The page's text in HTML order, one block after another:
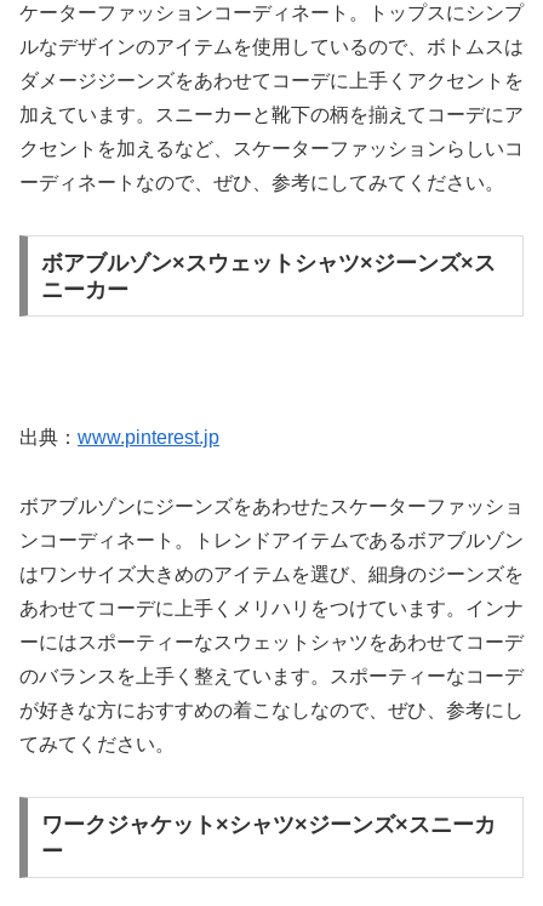
ケーターファッションコーディネート。トップスにシンプ
ルなデザインのアイテムを使用しているので、ボトムスは
ダメージジーンズをあわせてコーデに上手くアクセントを
加えています。スニーカーと靴下の柄を揃えてコーデにア
クセントを加えるなど、スケーターファッションらしいコ
ーディネートなので、ぜひ、参考にしてみてください。
ボアブルゾン×スウェットシャツ×ジーンズ×ス
ニーカー
出典： www.pinterest.jp
ボアブルゾンにジーンズをあわせたスケーターファッショ
ンコーディネート。トレンドアイテムであるボアブルゾン
はワンサイズ大きめのアイテムを選び、細身のジーンズを
あわせてコーデに上手くメリハリをつけています。インナ
ーにはスポーティーなスウェットシャツをあわせてコーデ
のバランスを上手く整えています。スポーティーなコーデ
が好きな方におすすめの着こなしなので、ぜひ、参考にし
てみてください。
ワークジャケット×シャツ×ジーンズ×スニーカ
ー